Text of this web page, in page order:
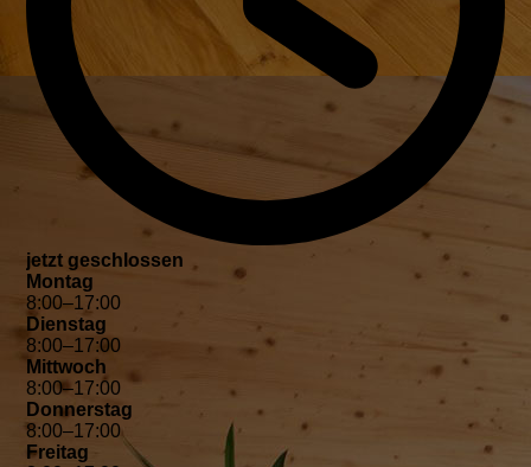
jetzt geschlossen
Montag
8:00–17:00
Dienstag
8:00–17:00
Mittwoch
8:00–17:00
Donnerstag
8:00–17:00
Freitag